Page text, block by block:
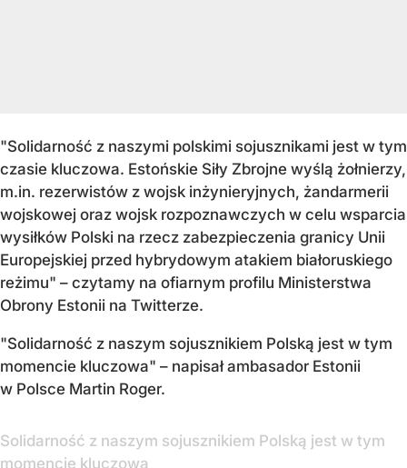
"Solidarność z naszymi polskimi sojusznikami jest w tym
czasie kluczowa. Estońskie Siły Zbrojne wyślą żołnierzy,
m.in. rezerwistów z wojsk inżynieryjnych, żandarmerii
wojskowej oraz wojsk rozpoznawczych w celu wsparcia
wysiłków Polski na rzecz zabezpieczenia granicy Unii
Europejskiej przed hybrydowym atakiem białoruskiego
reżimu" – czytamy na ofiarnym profilu Ministerstwa
Obrony Estonii na Twitterze.
"Solidarność z naszym sojusznikiem Polską jest w tym
momencie kluczowa" – napisał ambasador Estonii
w Polsce Martin Roger.
Solidarność z naszym sojusznikiem Polską jest w tym
momencie kluczowa